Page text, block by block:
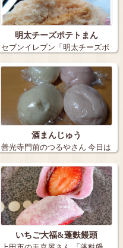
明太チーズポテトまん
セブンイレブン「明太チーズポ
テトまん」 …
酒まんじゅう
善光寺門前のつるやさん 今日は
善光寺表…
いちご大福&蓬麩饅頭